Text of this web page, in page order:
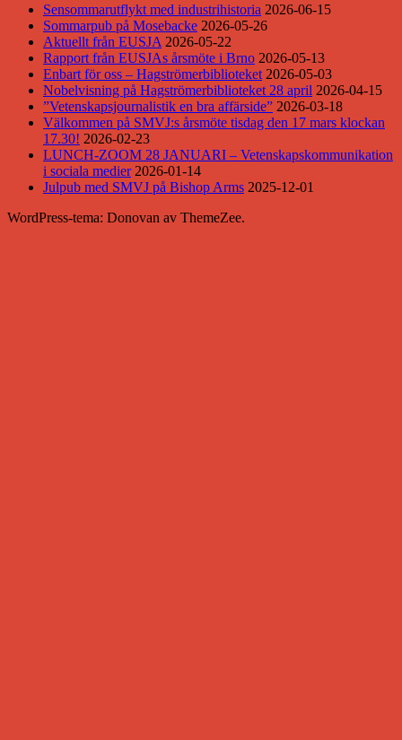
Sensommarutflykt med industrihistoria 2026-06-15
Sommarpub på Mosebacke 2026-05-26
Aktuellt från EUSJA 2026-05-22
Rapport från EUSJAs årsmöte i Brno 2026-05-13
Enbart för oss – Hagströmerbiblioteket 2026-05-03
Nobelvisning på Hagströmerbiblioteket 28 april 2026-04-15
”Vetenskapsjournalistik en bra affärside” 2026-03-18
Välkommen på SMVJ:s årsmöte tisdag den 17 mars klockan
17.30! 2026-02-23
LUNCH-ZOOM 28 JANUARI – Vetenskapskommunikation
i sociala medier 2026-01-14
Julpub med SMVJ på Bishop Arms 2025-12-01
WordPress-tema: Donovan av ThemeZee.